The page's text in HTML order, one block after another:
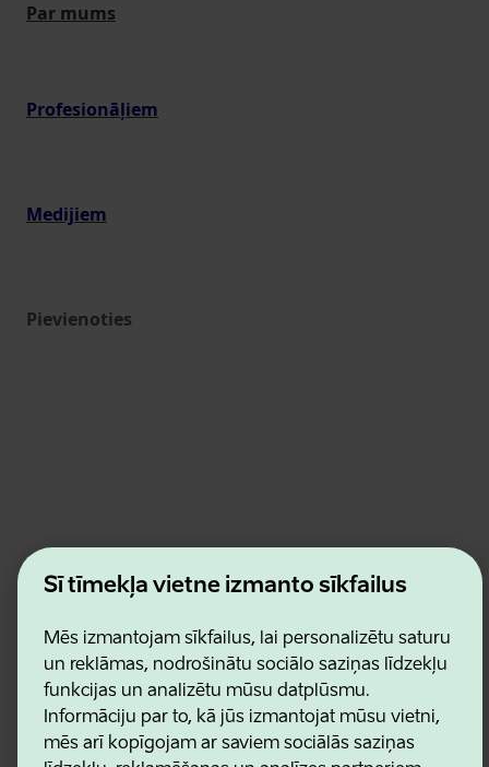
Šī tīmekļa vietne izmanto sīkfailus
Mēs izmantojam sīkfailus, lai personalizētu saturu
un reklāmas, nodrošinātu sociālo saziņas līdzekļu
funkcijas un analizētu mūsu datplūsmu.
Informāciju par to, kā jūs izmantojat mūsu vietni,
mēs arī kopīgojam ar saviem sociālās saziņas
Par mums
Profesionāļiem
Medijiem
Pievienoties
Estonian Business and Innovation Agency
Kontakti
Lietošanas noteikumi
Sīkdatņu un konfidencialitātes politika